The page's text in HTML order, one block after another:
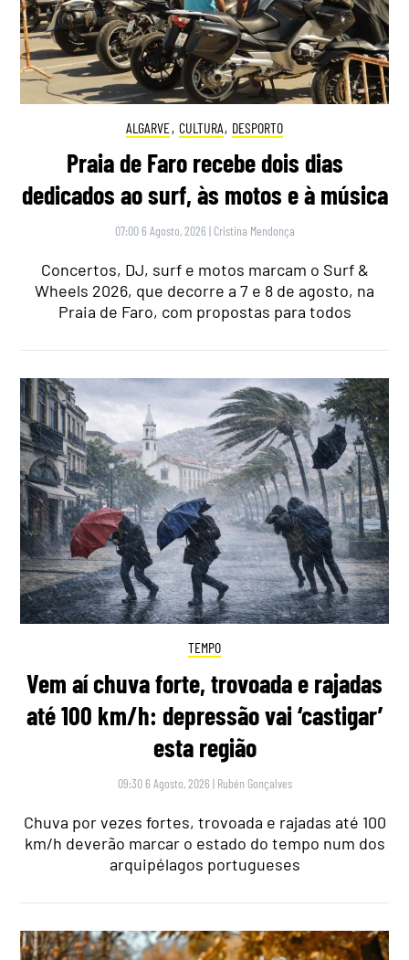
ALGARVE, CULTURA, DESPORTO
Praia de Faro recebe dois dias
dedicados ao surf, às motos e à música
07:00 6 Agosto, 2026 | Cristina Mendonça
Concertos, DJ, surf e motos marcam o Surf &
Wheels 2026, que decorre a 7 e 8 de agosto, na
Praia de Faro, com propostas para todos
TEMPO
Vem aí chuva forte, trovoada e rajadas
até 100 km/h: depressão vai ‘castigar’
esta região
09:30 6 Agosto, 2026 | Rubén Gonçalves
Chuva por vezes fortes, trovoada e rajadas até 100
km/h deverão marcar o estado do tempo num dos
arquipélagos portugueses